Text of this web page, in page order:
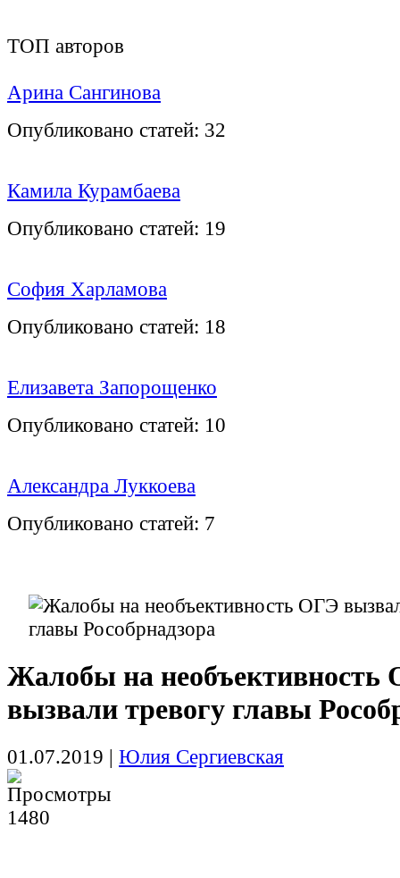
ТОП авторов
Арина Сангинова
Опубликовано статей: 32
Камила Курамбаева
Опубликовано статей: 19
София Харламова
Опубликовано статей: 18
Елизавета Запорощенко
Опубликовано статей: 10
Александра Луккоева
Опубликовано статей: 7
Жалобы на необъективность
вызвали тревогу главы
01.07.2019 | Юлия Сергиевская
1480